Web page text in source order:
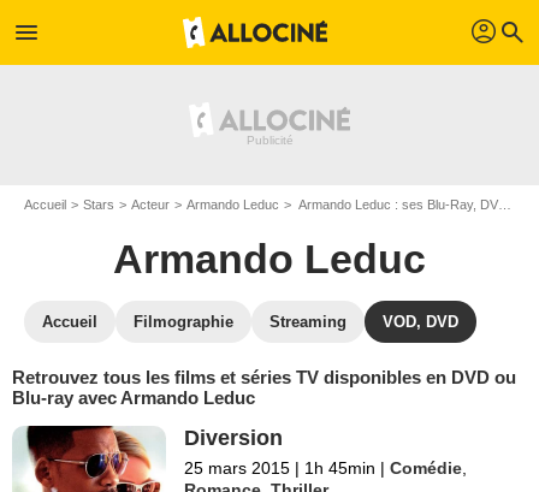
menu profil search
Accueil Stars Acteur Armando Leduc Armando Leduc : ses Blu-Ray, DVD, VOD, SVOD
Armando Leduc
Accueil Filmographie Streaming VOD, DVD
Retrouvez tous les films et séries TV disponibles en DVD ou
Blu-ray avec Armando Leduc
Diversion
25 mars 2015 | 1h 45min | Comédie